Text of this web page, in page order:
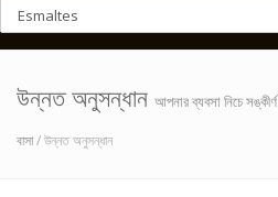
উন্নত অনুসন্ধান আপনার ব্যবসা নিচে সঙ্কীর্ণ
বাসা/ উন্নত অনুসন্ধান